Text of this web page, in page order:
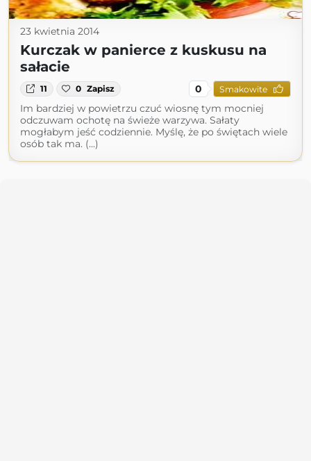
23 kwietnia 2014
Kurczak w panierce z kuskusu na
sałacie
11 0 Zapisz 0 Smakowite
Im bardziej w powietrzu czuć wiosnę tym mocniej
odczuwam ochotę na świeże warzywa. Sałaty
mogłabym jeść codziennie. Myślę, że po świętach wiele
osób tak ma. (...)